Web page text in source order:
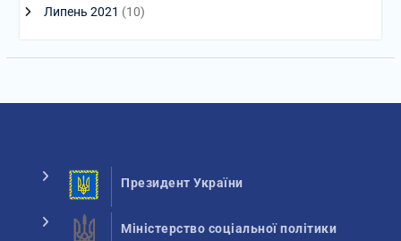
Липень 2021 (10)
Президент України
Міністерство соціальної політики